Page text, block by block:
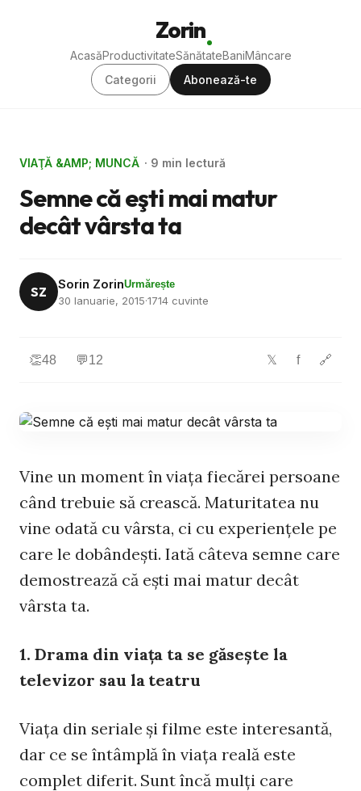
Zorin
AcasăProductivitateSănătateBaniMâncare
Categorii
Abonează-te
VIAŢĂ &AMP; MUNCĂ · 9 min lectură
Semne că eşti mai matur
decât vârsta ta
SZ Sorin ZorinUrmărește
30 Ianuarie, 2015·1714 cuvinte
👏48 💬12 𝕏 f 🔗
Vine un moment în viaţa fiecărei persoane
când trebuie să crească. Maturitatea nu
vine odată cu vârsta, ci cu experienţele pe
care le dobândeşti. Iată câteva semne care
demostrează că eşti mai matur decât
vârsta ta.
1. Drama din viaţa ta se găseşte la
televizor sau la teatru
Viaţa din seriale şi filme este interesantă,
dar ce se întâmplă în viaţa reală este
complet diferit. Sunt încă mulţi care